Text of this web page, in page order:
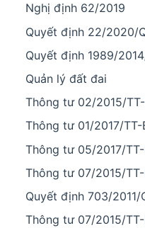
Nghị định 62/2019
Quyết định 22/2020/
Quyết định 1989/
Quản lý đất đai
Thông tư 02/2015/
Thông tư 01/2017/TT-
Thông tư 05/2017/
Thông tư 07/2015/TT-
Quyết định 703/2011/
Thông tư 07/2015/